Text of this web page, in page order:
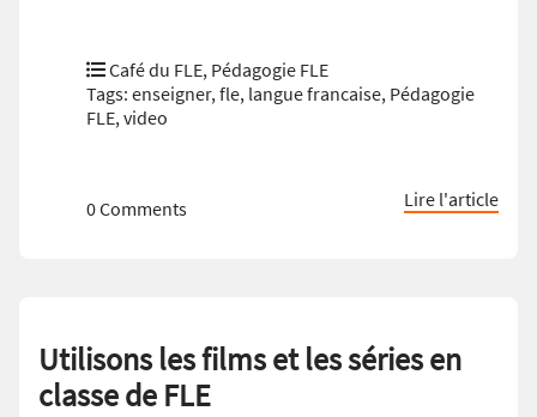
Café du FLE, Pédagogie FLE
Tags: enseigner, fle, langue francaise, Pédagogie
FLE, video
0 Comments Lire l'article
Utilisons les films et les séries en
classe de FLE